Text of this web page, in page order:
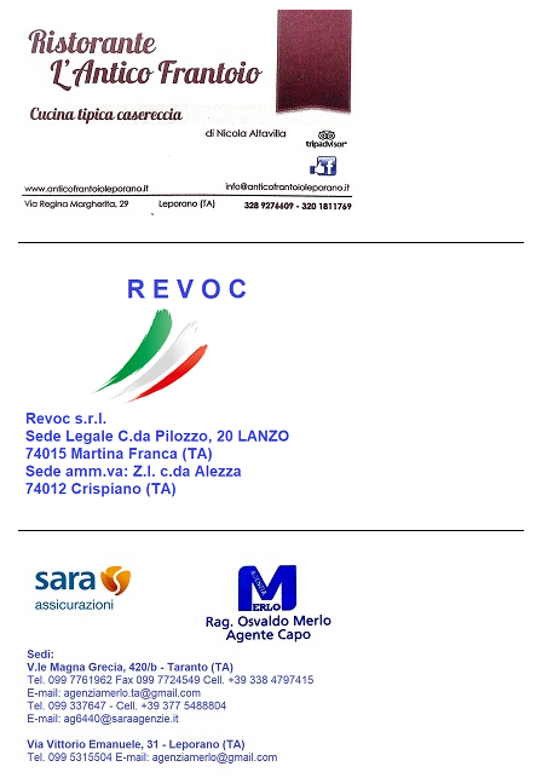
militavano in quegli anni; e un accostamento che viene quasi
immediato con i migliori Green Day. La band composta dal
vocalist Jay Martinez, Jason Lugo e Julio Bautista alle chiatarre,
Jayy Garza al basso e Cody Cook alla batteria, spaziano dal Pop
Punk al post Alternative/Melodic hardcore. Da sottolineare che
l’album può essere tranquillamente suddiviso in due parti è che
dalla canzone “24 hours” ha inizio la parte più pregevole ed
elaborata del lavoro. Tutti i testi trattano temi importanti ed
impegnati che contestano grossi linee ‘il sistema’ ma denunciano